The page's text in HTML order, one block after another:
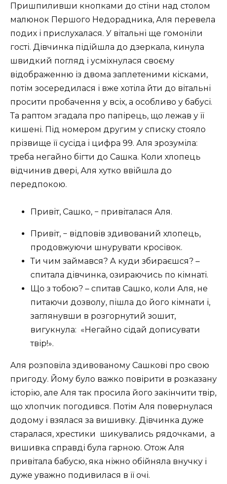
Пришпиливши кнопками до стіни над столом
малюнок Першого Недорадника, Аля перевела
подих і прислухалася. У вітальні ще гомоніли
гості. Дівчинка підійшла до дзеркала, кинула
швидкий погляд і усміхнулася своєму
відображенню із двома заплетеними кісками,
потім зосередилася і вже хотіла йти до вітальні
просити пробачення у всіх, а особливо у бабусі.
Та раптом згадала про папірець, що лежав у її
кишені. Під номером другим у списку стояло
прізвище її сусіда і цифра 99. Аля зрозуміла:
треба негайно бігти до Сашка. Коли хлопець
відчинив двері, Аля хутко ввійшла до
передпокою.
Привіт, Сашко, − привіталася Аля.
Привіт, − відповів здивований хлопець,
продовжуючи шнурувати кросівок.
Ти чим займався? А куди збираєшся? –
спитала дівчинка, озираючись по кімнаті.
Що з тобою? – спитав Сашко, коли Аля, не
питаючи дозволу, пішла до його кімнати і,
заглянувши в розгорнутий зошит,
вигукнула: «Негайно сідай дописувати
твір!».
Аля розповіла здивованому Сашкові про свою
пригоду. Йому було важко повірити в розказану
історію, але Аля так просила його закінчити твір,
що хлопчик погодився. Потім Аля повернулася
додому і взялася за вишивку. Дівчинка дуже
старалася, хрестики шикувались рядочками, а
вишивка справді була гарною. Отож Аля
привітала бабусю, яка ніжно обійняла внучку і
дуже уважно подивилася в її очі.